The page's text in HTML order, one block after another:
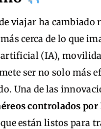
viajar ha
cerca de lo que
(IA),
ser no solo más
Una de las
controlados por
están listos para